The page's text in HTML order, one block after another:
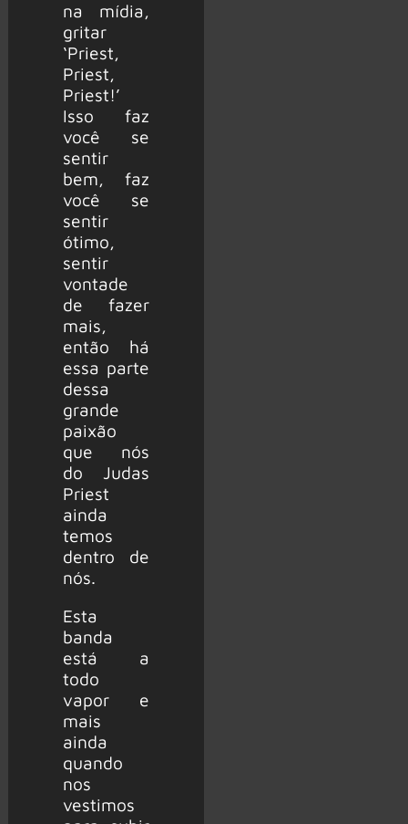
na mídia,
gritar
‘Priest,
Priest,
Priest!’
Isso faz
você se
sentir
bem, faz
você se
sentir
ótimo,
sentir
vontade
de fazer
mais,
então há
essa parte
dessa
grande
paixão
que nós
do Judas
Priest
ainda
temos
dentro de
nós.
Esta
banda
está a
todo
vapor e
mais
ainda
quando
nos
vestimos